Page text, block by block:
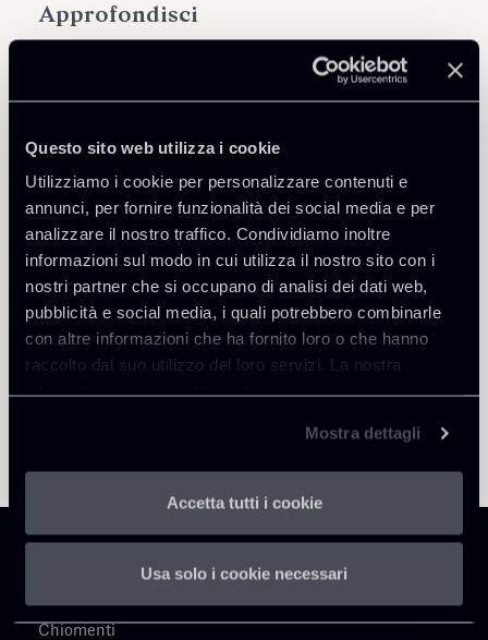
Questo sito web utilizza i cookie
Utilizziamo i cookie per personalizzare contenuti e
annunci, per fornire funzionalità dei social media e per
analizzare il nostro traffico. Condividiamo inoltre
informazioni sul modo in cui utilizza il nostro sito con i
nostri partner che si occupano di analisi dei dati web,
pubblicità e social media, i quali potrebbero combinarle
con altre informazioni che ha fornito loro o che hanno
raccolto dal suo utilizzo dei loro servizi. La nostra
informativa privacy è disponibilequi.
Mostra dettagli
Accetta tutti i cookie
Usa solo i cookie necessari
Approfondisci
Torna agli Insights
Chiomenti